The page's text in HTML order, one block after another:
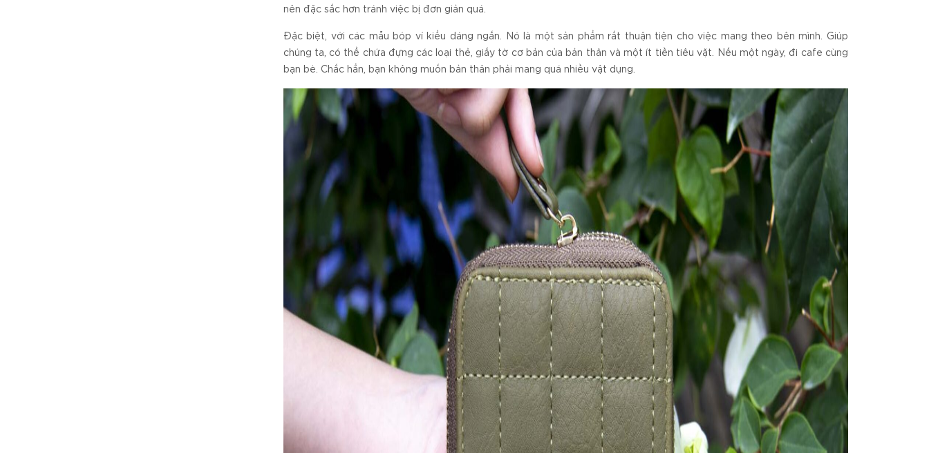
nên đặc sắc hơn tránh việc bị đơn giản quá.
Đặc biệt, với các mẫu bóp ví kiểu dáng ngắn. Nó là một sản phẩm rất thuận tiện cho việc mang theo bên mình. Giúp
chúng ta, có thể chứa đựng các loại thẻ, giấy tờ cơ bản của bản thân và một ít tiền tiêu vặt. Nếu một ngày, đi cafe cùng
bạn bè. Chắc hẳn, bạn không muốn bản thân phải mang quá nhiều vật dụng.